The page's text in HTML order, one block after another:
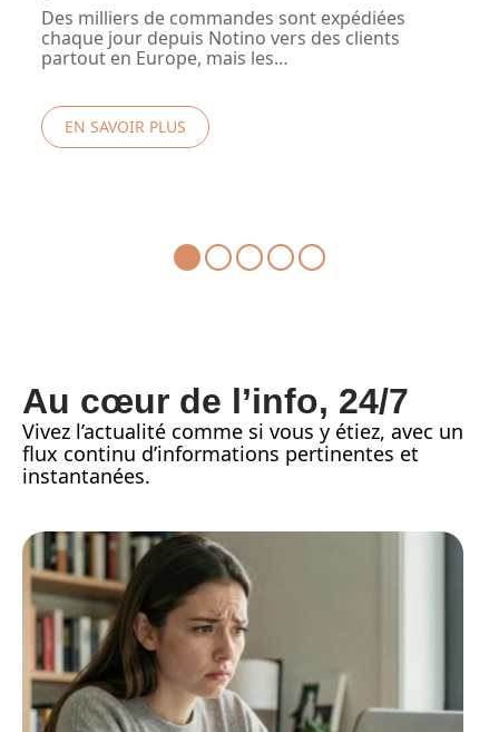
Des milliers de commandes sont expédiées
chaque jour depuis Notino vers des clients
partout en Europe, mais les…
EN SAVOIR PLUS
Au cœur de l’info, 24/7
Vivez l’actualité comme si vous y étiez, avec un
flux continu d’informations pertinentes et
instantanées.